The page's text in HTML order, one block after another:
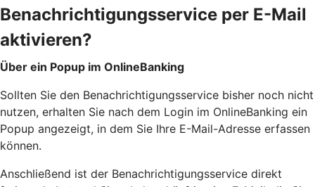
Benachrichtigungsservice per E-Mail
aktivieren?
Über ein Popup im OnlineBanking
Sollten Sie den Benachrichtigungsservice bisher noch nicht
nutzen, erhalten Sie nach dem Login im OnlineBanking ein
Popup angezeigt, in dem Sie Ihre E-Mail-Adresse erfassen
können.
Anschließend ist der Benachrichtigungsservice direkt